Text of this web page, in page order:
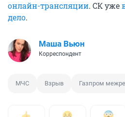
онлайн-трансляции. СК уже
дело.
Маша Вьюн
Корреспондент
МЧС Взрыв Газпром